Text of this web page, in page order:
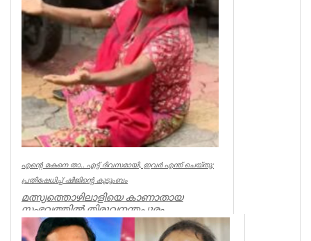
എന്റെ മകനെ താ.. എട്ട് ദിവസമായി, ഇവര്‍ എന്ത് ചെയ്തു;
പ്രതിഷേധിച്ച് ഷിജിന്റെ കുടുംബം
മത്സ്യത്തൊഴിലാളിയെ കാണാതായ
സംഭവത്തില്‍ തിരുവനന്തപുരം
മുതലപ്പൊഴിയില്‍ പ്രതിഷേധം ശക്തം.
കാണാതായ ഷിജിന...